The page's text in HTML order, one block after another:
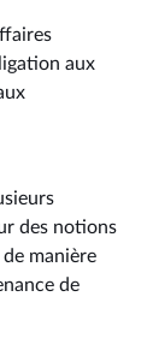
aux
des notions
manière
de